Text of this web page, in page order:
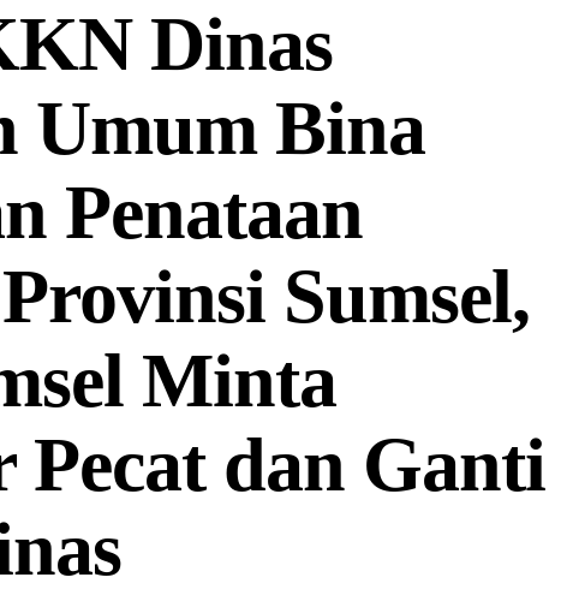
Dinas
Umum Bina
Penataan
Sumsel,
Minta
dan Ganti